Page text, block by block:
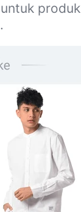
produk